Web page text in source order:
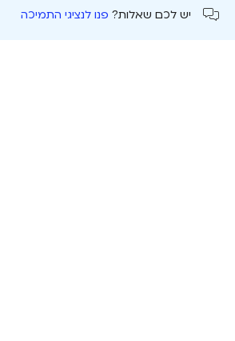
יש לכם שאלות? פנו לנציגי התמיכה